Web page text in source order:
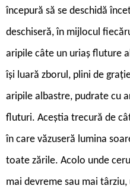
începură să se deschidă
deschiseră, în mijlocul
aripile câte un uriaș fluture
își luară zborul, plini de
aripile albastre, pudrate cu
fluturi. Aceștia trecură de
în care văzuseră lumina
toate zările. Acolo unde
mai devreme sau mai